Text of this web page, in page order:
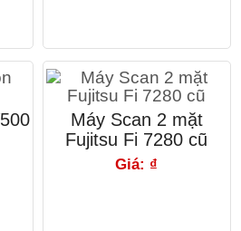
Máy Scan 2 mặt
Fujitsu Fi 7280 cũ
Giá: ₫